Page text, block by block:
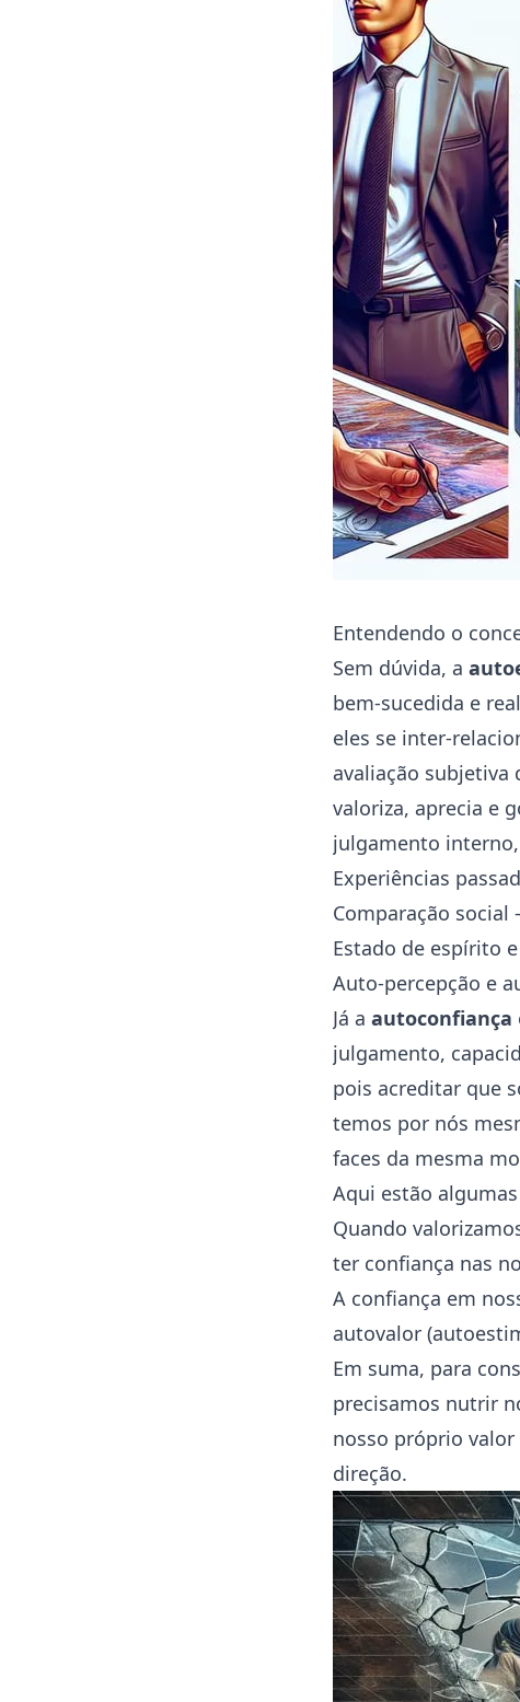
Entendendo o
Sem dúvida, a
bem-sucedida e
eles se inter-
avaliação subjetiva
valoriza, aprecia e
julgamento
Experiências
Comparação social
Estado de espírito
Auto-percepção e
Já a autoconfiança
julgamento,
pois acreditar que
temos por nós
faces da mesma
Aqui estão
Quando
ter confiança nas
A confiança em
autovalor
Em suma, para
precisamos nutrir
nosso próprio valor
direção.